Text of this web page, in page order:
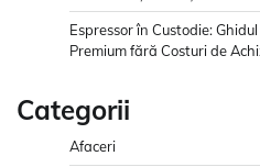
Espressor în Custodie:
Premium fără Costuri de
Categorii
Afaceri